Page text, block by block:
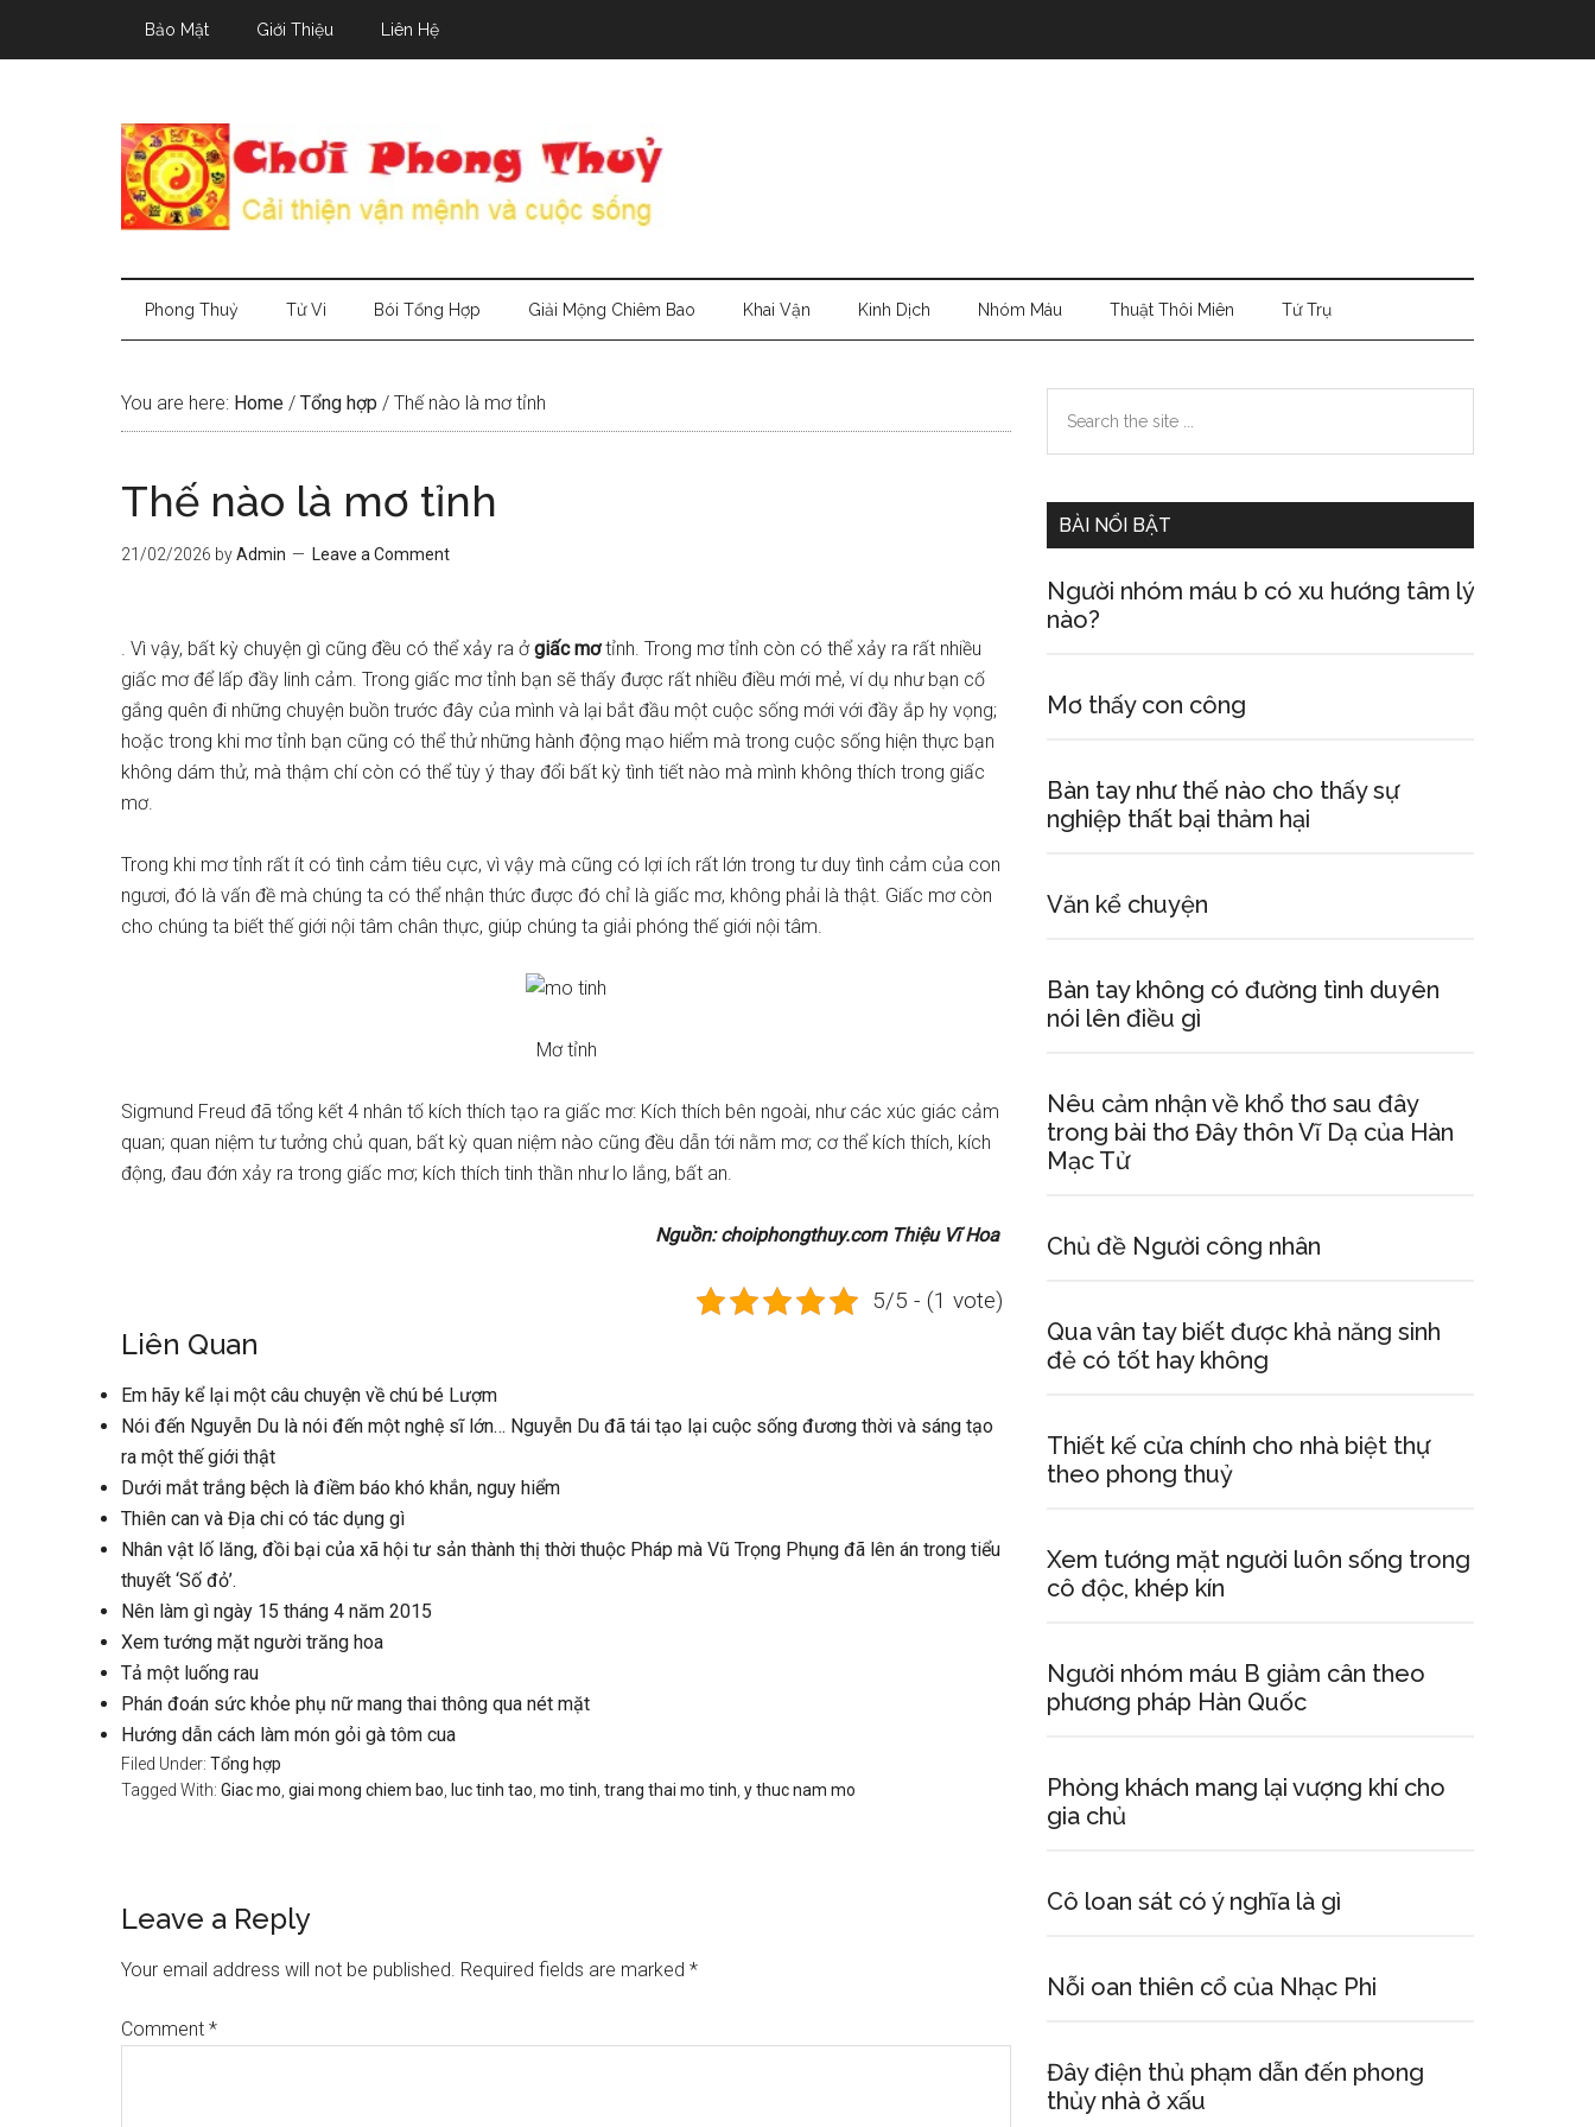
Bảo Mật Giới Thiệu Liên Hệ
Phong Thuỷ Tử Vi Bói Tổng Hợp Giải Mộng Chiêm Bao Khai Vận Kinh Dịch Nhóm Máu Thuật Thôi Miên Tứ Trụ
You are here: Home / Tổng hợp / Thế nào là mơ tỉnh
Thế nào là mơ tỉnh
21/02/2026 byAdmin Leave a Comment
. Vì vậy, bất kỳ chuyện gì cũng đều có thể xảy ra ởgiấc mơtỉnh. Trong mơ tỉnh còn có thể xảy ra rất nhiều
giấc mơ để lấp đầy linh cảm. Trong giấc mơ tỉnh bạn sẽ thấy được rất nhiều điều mới mẻ, ví dụ như bạn cố
gắng quên đi những chuyện buồn trước đây của mình và lại bắt đầu một cuộc sống mới với đầy ắp hy vọng;
hoặc trong khi mơ tỉnh bạn cũng có thể thử những hành động mạo hiểm mà trong cuộc sống hiện thực bạn
không dám thử, mà thậm chí còn có thể tùy ý thay đổi bất kỳ tình tiết nào mà mình không thích trong giấc
mơ.
Trong khi mơ tỉnh rất ít có tình cảm tiêu cực, vì vậy mà cũng có lợi ích rất lớn trong tư duy tình cảm của con
ngươi, đó là vấn đề mà chúng ta có thể nhận thức được đó chỉ là giấc mơ, không phải là thật. Giấc mơ còn
cho chúng ta biết thế giới nội tâm chân thực, giúp chúng ta giải phóng thế giới nội tâm.
Mơ tỉnh
Sigmund Freud đã tổng kết 4 nhân tố kích thích tạo ra giấc mơ: Kích thích bên ngoài, như các xúc giác cảm
quan; quan niệm tư tưởng chủ quan, bất kỳ quan niệm nào cũng đều dẫn tới nằm mơ; cơ thể kích thích, kích
động, đau đớn xảy ra trong giấc mơ; kích thích tinh thần như lo lắng, bất an.
Nguồn: choiphongthuy.com Thiệu Vĩ Hoa
5/5 - (1 vote)
Liên Quan
Em hãy kể lại một câu chuyện về chú bé Lượm
Nói đến Nguyễn Du là nói đến một nghệ sĩ lớn… Nguyễn Du đã tái tạo lại cuộc sống đương thời và sáng tạo
ra một thế giới thật
Dưới mắt trắng bệch là điềm báo khó khắn, nguy hiểm
Thiên can và Địa chi có tác dụng gì
Nhân vật lố lăng, đồi bại của xã hội tư sản thành thị thời thuộc Pháp mà Vũ Trọng Phụng đã lên án trong tiểu
thuyết ‘Số đỏ’.
Nên làm gì ngày 15 tháng 4 năm 2015
Xem tướng mặt người trăng hoa
Tả một luống rau
Phán đoán sức khỏe phụ nữ mang thai thông qua nét mặt
Hướng dẫn cách làm món gỏi gà tôm cua
Filed Under: Tổng hợp
Tagged With: Giac mo giai mong chiem bao luc tinh tao mo tinh trang thai mo tinh y thuc nam mo
Reader
Interactions
Leave a Reply
Your email address will not be published. Required fields are marked *
Comment *
Primary
Sidebar
the
BÀI NỔI BẬT
Người nhóm máu b có xu hướng tâm lý
nào?
Mơ thấy con công
Bàn tay như thế nào cho thấy sự
nghiệp thất bại thảm hại
Văn kể chuyện
Bàn tay không có đường tình duyên
nói lên điều gì
Nêu cảm nhận về khổ thơ sau đây
trong bài thơ Đây thôn Vĩ Dạ của Hàn
Mạc Tử
Chủ đề Người công nhân
Qua vân tay biết được khả năng sinh
đẻ có tốt hay không
Thiết kế cửa chính cho nhà biệt thự
theo phong thuỷ
Xem tướng mặt người luôn sống trong
cô độc, khép kín
Người nhóm máu B giảm cân theo
phương pháp Hàn Quốc
Phòng khách mang lại vượng khí cho
gia chủ
Cô loan sát có ý nghĩa là gì
Nỗi oan thiên cổ của Nhạc Phi
Đây điện thủ phạm dẫn đến phong
thủy nhà ở xấu